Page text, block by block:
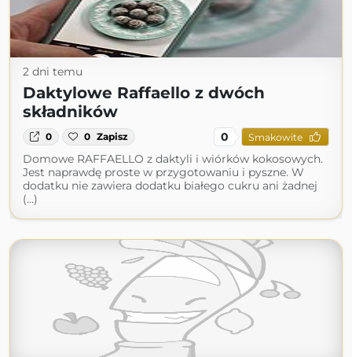
2 dni temu
Daktylowe Raffaello z dwóch
składników
0 0 Zapisz 0 Smakowite
Domowe RAFFAELLO z daktyli i wiórków kokosowych.
Jest naprawdę proste w przygotowaniu i pyszne. W
dodatku nie zawiera dodatku białego cukru ani żadnej
(...)